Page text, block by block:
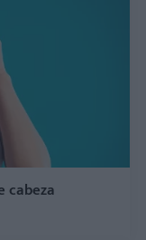
cabeza